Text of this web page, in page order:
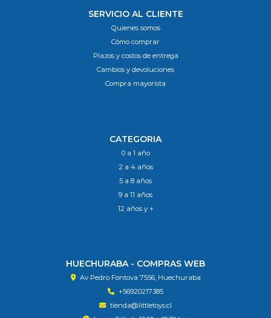
SERVICIO AL CLIENTE
Quienes somos
Cómo comprar
Plazos y costos de entrega
Cambios y devoluciones
Compra mayorista
CATEGORIA
0 a 1 año
2 a 4 años
5 a 8 años
9 a 11 años
12 años y +
HUECHURABA - COMPRAS WEB
Av Pedro Fontova 7556, Huechuraba
+56920217385
tienda@littletoys.cl